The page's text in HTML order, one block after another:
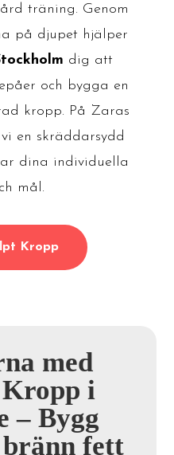
träning. Genom
på djupet hjälper
dig att
och bygga en
kropp. På Zaras
en skräddarsydd
dina individuella
mål.
Kropp
med
i
– Bygg
fett